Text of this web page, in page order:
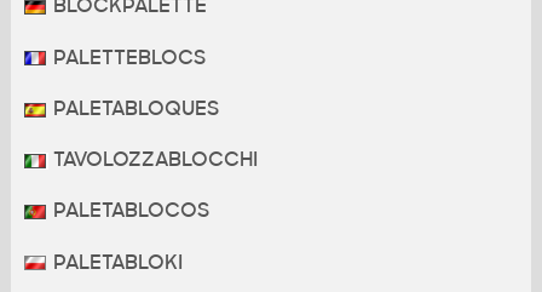
BLOCKPALETTE
PALETTEBLOCS
PALETABLOQUES
TAVOLOZZABLOCCHI
PALETABLOCOS
PALETABLOKI